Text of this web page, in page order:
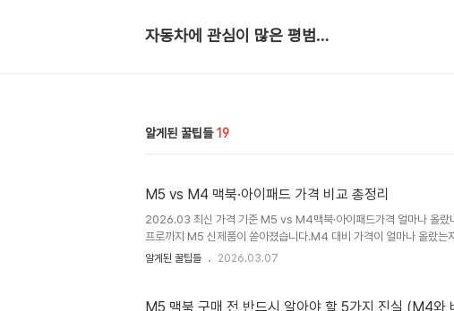
자동차에 관심이 많은 평범한 회사원
알게된 꿀팁들 19
M5 vs M4 맥북·아이패드 가격 비교 총정리
2026.03 최신 가격 기준 M5 vs M4맥북·아이패드가격 얼마나 올랐
프로까지 M5 신제품이 쏟아졌습니다.M4 대비 가격이 얼마나 올랐
읽는 데 약 5분 최대 +40만원맥북 프로 인상폭 +20만원맥북 에어 인
지만, 메..
알게된 꿀팁들 2026.03.07
M5 맥북 구매 전 반드시 알아야 할 5가지 진실 (M4와